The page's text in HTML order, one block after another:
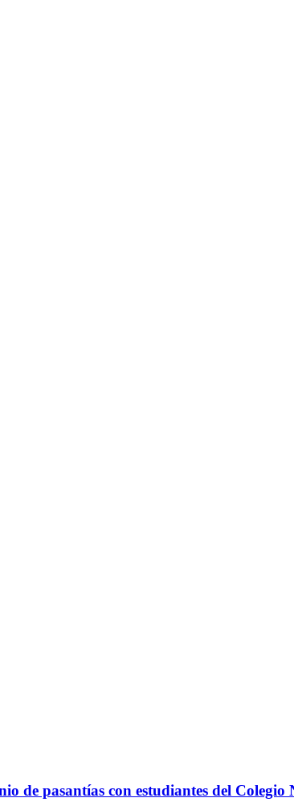
de pasantías con estudiantes del Colegio